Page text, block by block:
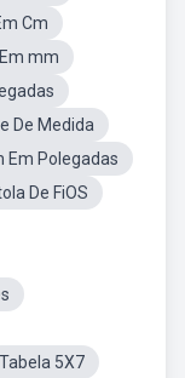
Cm
mm
De Medida
Em Polegadas
De FiOS
Tabela 5X7